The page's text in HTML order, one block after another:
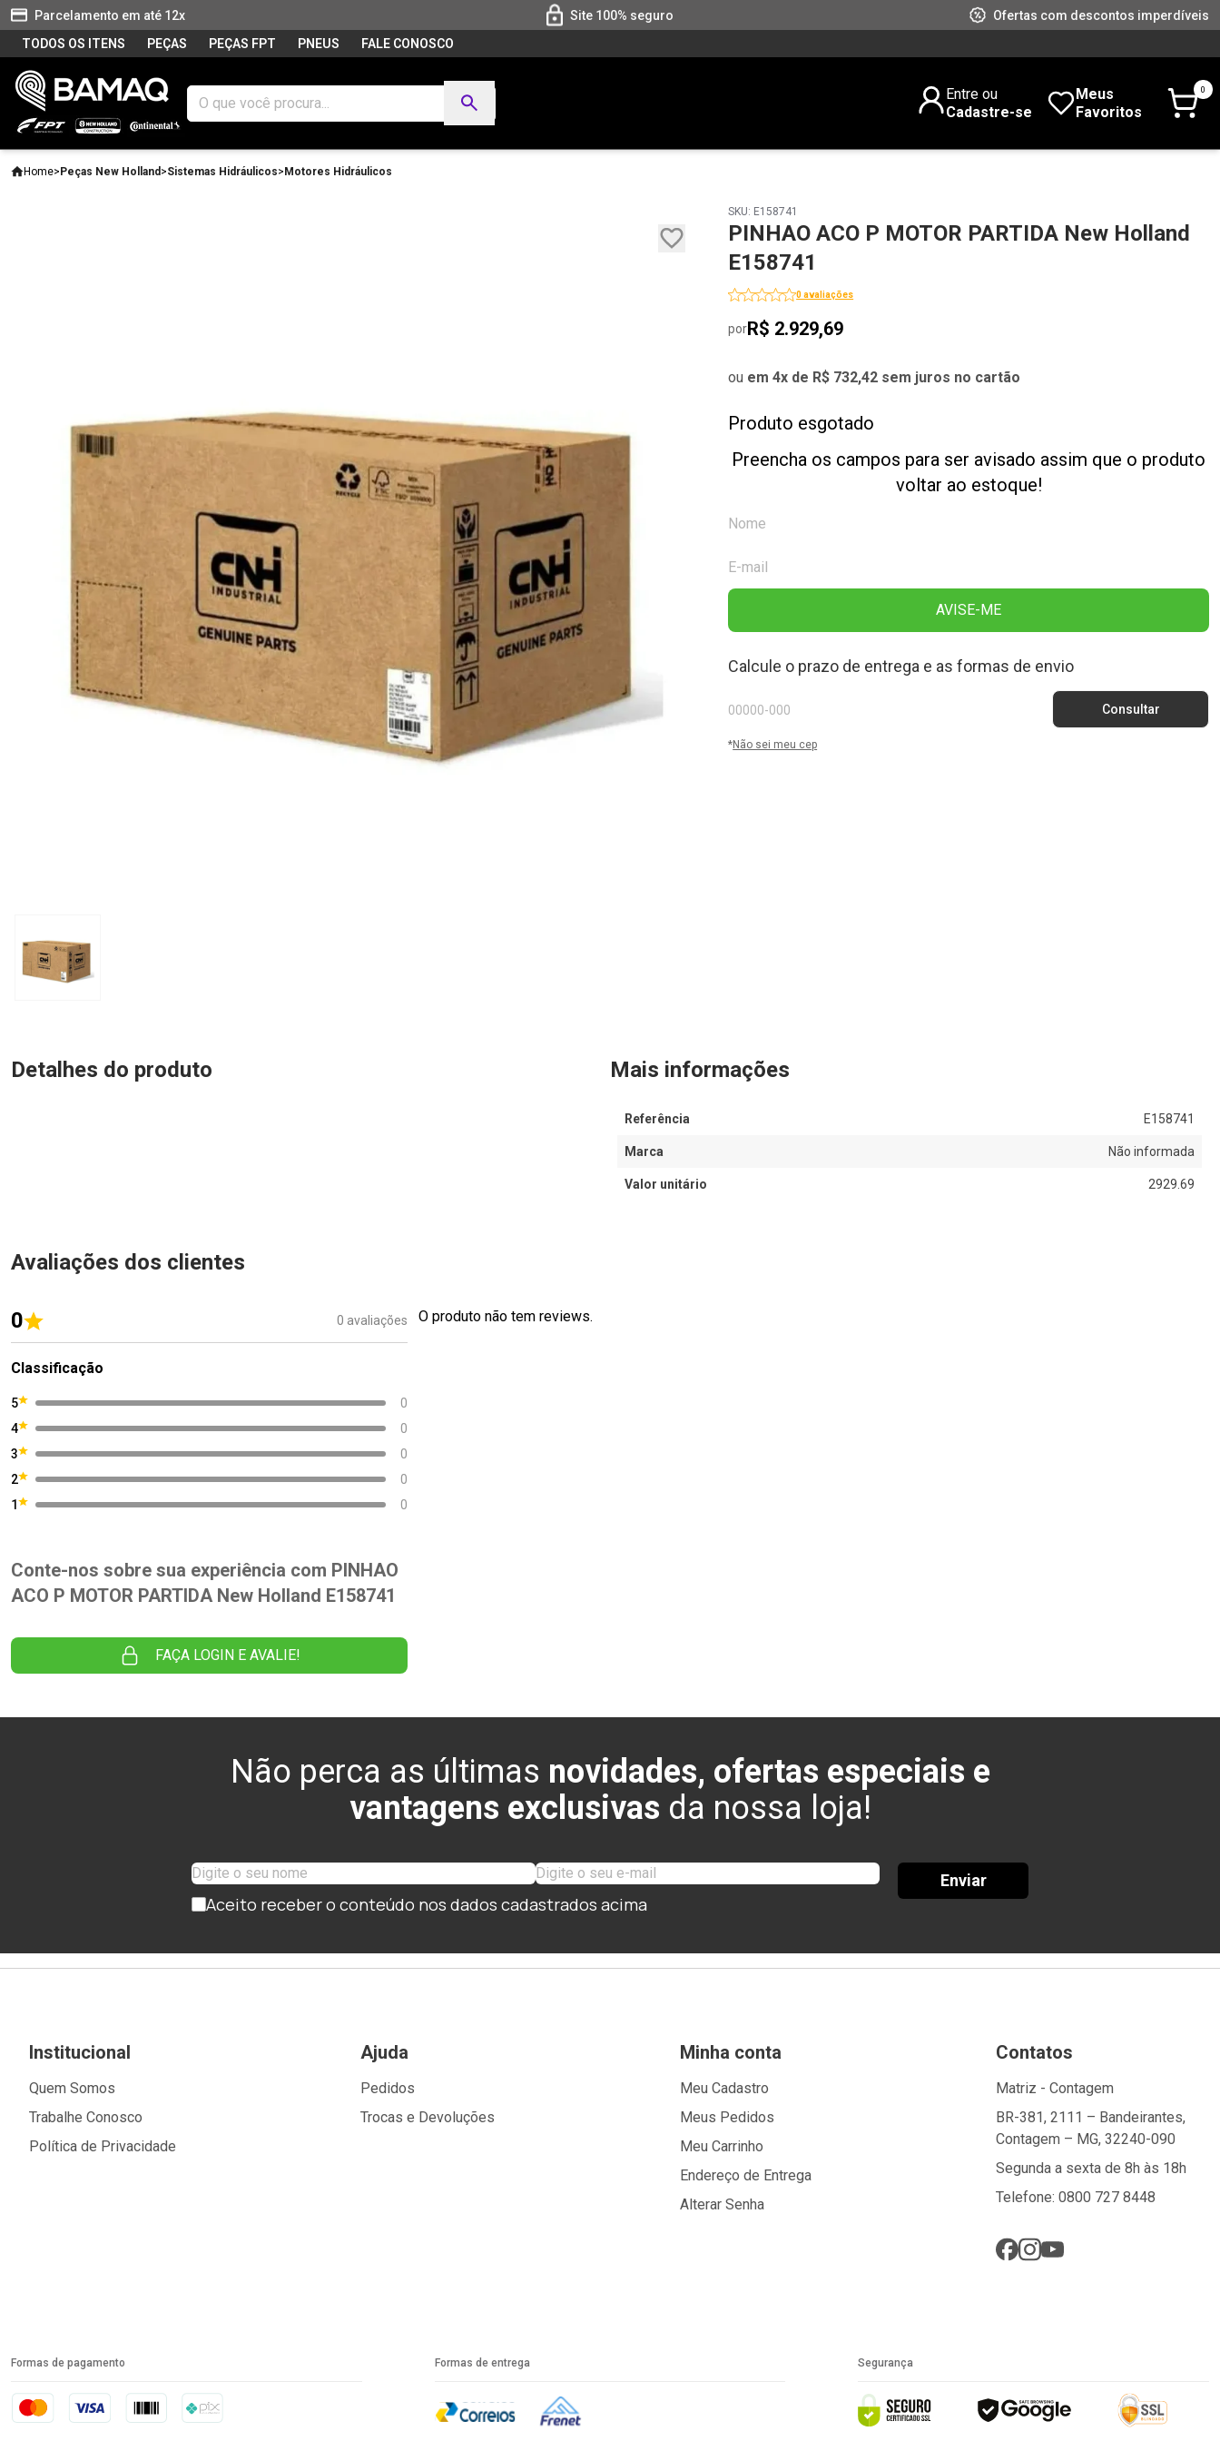
Parcelamento em até 12x Site 100% seguro
Ofertas com descontos imperdíveis
TODOS OS ITENS
PEÇAS PEÇAS FPT PNEUS FALE CONOSCO
Entre ou
Cadastre-se
Meus
Favoritos
0
Home> Peças New Holland >Sistemas Hidráulicos> Motores Hidráulicos
SKU: E158741
PINHAO ACO P MOTOR PARTIDA New Holland
E158741
0 avaliações
porR$ 2.929,69
ou em 4x de R$ 732,42 sem juros no cartão
Produto esgotado
Preencha os campos para ser avisado assim que o produto
voltar ao estoque!
AVISE-ME
Calcule o prazo de entrega e as formas de envio
*Não sei meu cep
Detalhes do produto Mais informações
Referência E158741
Marca Não informada
Valor unitário 2929.69
Avaliações dos clientes
0 0 avaliações
Classificação
5
0
4
0
3
0
2
0
1
0
Conte-nos sobre sua experiência com PINHAO
ACO P MOTOR PARTIDA New Holland E158741
FAÇA LOGIN E AVALIE!
O produto não tem reviews.
Não perca as últimas novidades, ofertas especiais e
vantagens exclusivas da nossa loja!
Aceito receber o conteúdo nos dados cadastrados acima
Enviar
Institucional
Quem Somos
Trabalhe Conosco
Política de Privacidade
Ajuda
Pedidos
Trocas e Devoluções
Minha conta
Meu Cadastro
Meus Pedidos
Meu Carrinho
Endereço de Entrega
Alterar Senha
Contatos
Matriz - Contagem
BR-381, 2111 – Bandeirantes,
Contagem – MG, 32240-090
Segunda a sexta de 8h às 18h
Telefone: 0800 727 8448
Formas de pagamento Formas de entrega Segurança